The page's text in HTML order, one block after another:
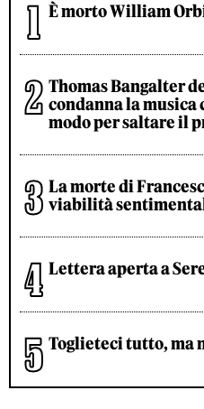
È morto William
Thomas Bangalter
condanna la musica
modo per saltare il
La morte di
viabilità
Lettera aperta a
Toglieteci tutto, ma